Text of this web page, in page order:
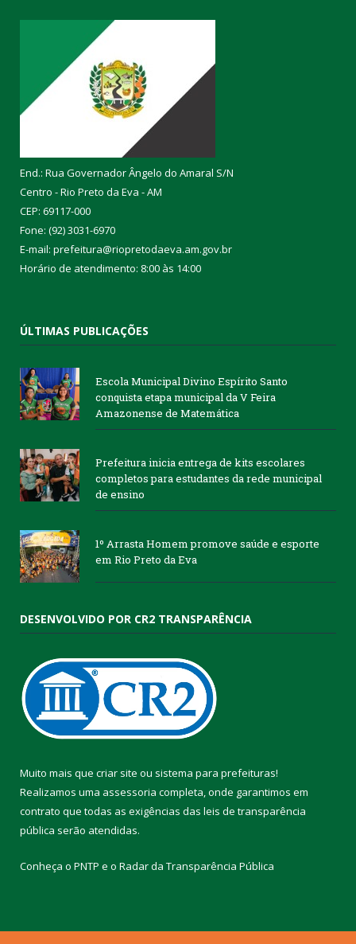
End.: Rua Governador Ângelo do Amaral S/N
Centro - Rio Preto da Eva - AM
CEP: 69117-000
Fone: (92) 3031-6970
E-mail: prefeitura@riopretodaeva.am.gov.br
Horário de atendimento: 8:00 às 14:00
ÚLTIMAS PUBLICAÇÕES
Escola Municipal Divino Espírito Santo
conquista etapa municipal da V Feira
Amazonense de Matemática
Prefeitura inicia entrega de kits escolares
completos para estudantes da rede municipal
de ensino
1º Arrasta Homem promove saúde e esporte
em Rio Preto da Eva
DESENVOLVIDO POR CR2 TRANSPARÊNCIA
Muito mais que criar site ou sistema para prefeituras!
Realizamos uma assessoria completa, onde garantimos em
contrato que todas as exigências das leis de transparência
pública serão atendidas.
Conheça o PNTP e o Radar da Transparência Pública